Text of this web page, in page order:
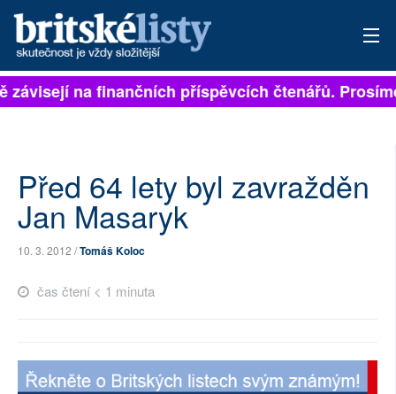
PŘIHLÁSIT
ARCHIV
ROZHOVORY
TÉMATA
NEJČTENĚJŠÍ ZA 7 DNÍ
PŘÍSPĚVKY NA PROVOZ
na finančních příspěvcích čtenářů.
Před 64 lety byl zavražděn
Jan Masaryk
10. 3. 2012 /Tomáš Koloc
čas čtení < 1 minuta